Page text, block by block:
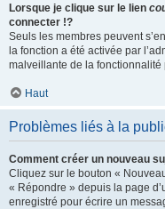
Lorsque je clique sur le lien
connecter !?
Seuls les membres peuvent
la fonction a été activée par
malveillante de la fonctionnalité
Haut
Problèmes liés à la
Comment créer un nouveau
Cliquez sur le bouton «
« Répondre » depuis la page
enregistré pour écrire un